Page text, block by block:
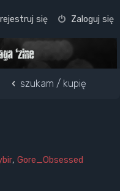
Zaloguj się
się
szukam / kupię
, Gore_Obsessed